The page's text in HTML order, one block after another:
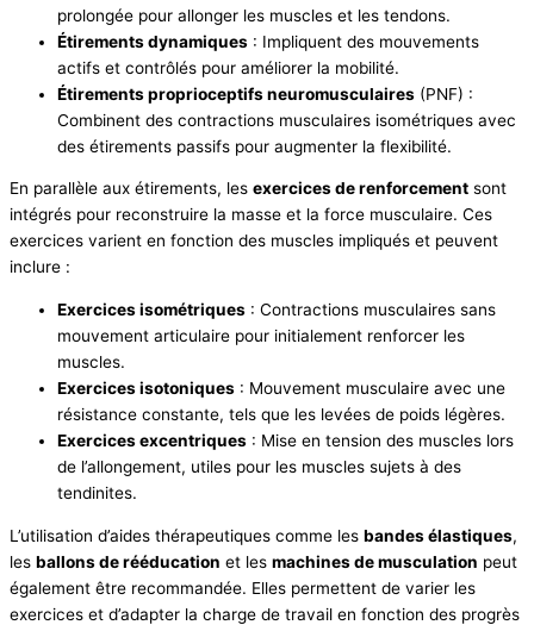
prolongée pour allonger les muscles et les tendons.
Étirements dynamiques : Impliquent des mouvements
actifs et contrôlés pour améliorer la mobilité.
Étirements proprioceptifs neuromusculaires (PNF) :
Combinent des contractions musculaires isométriques avec
des étirements passifs pour augmenter la flexibilité.
En parallèle aux étirements, les exercices de renforcement sont
intégrés pour reconstruire la masse et la force musculaire. Ces
exercices varient en fonction des muscles impliqués et peuvent
inclure :
Exercices isométriques : Contractions musculaires sans
mouvement articulaire pour initialement renforcer les
muscles.
Exercices isotoniques : Mouvement musculaire avec une
résistance constante, tels que les levées de poids légères.
Exercices excentriques : Mise en tension des muscles lors
de l’allongement, utiles pour les muscles sujets à des
tendinites.
L’utilisation d’aides thérapeutiques comme les bandes élastiques,
les ballons de rééducation et les machines de musculation peut
également être recommandée. Elles permettent de varier les
exercices et d’adapter la charge de travail en fonction des progrès